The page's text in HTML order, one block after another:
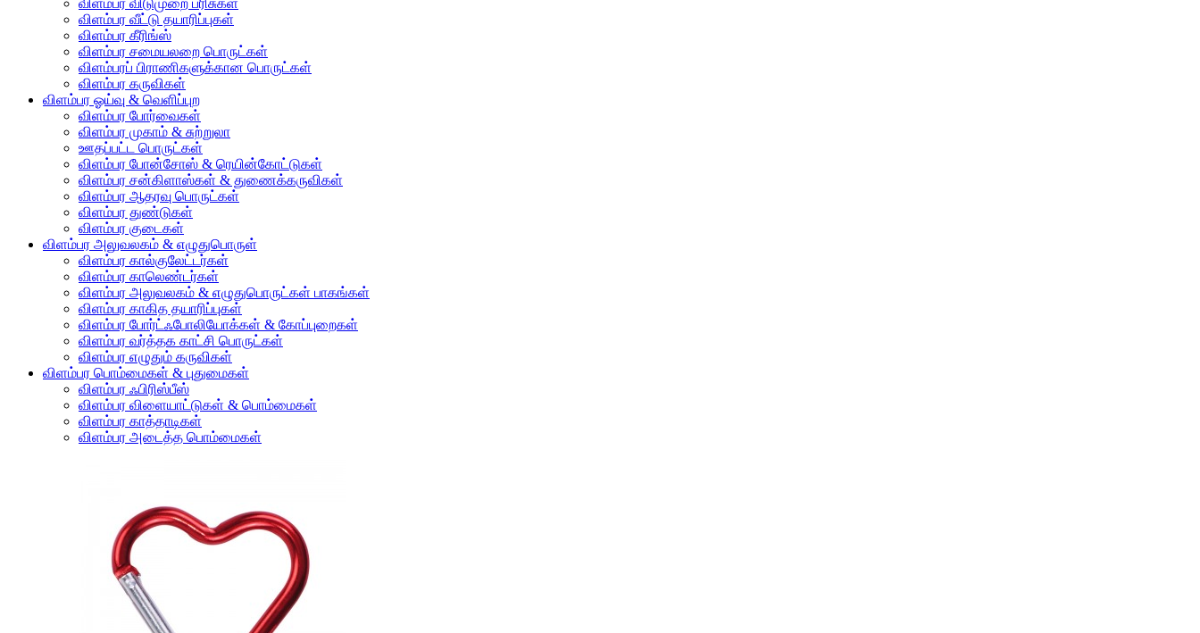
விளம்பர விடுமுறை பரிசுகள்
விளம்பர வீட்டு தயாரிப்புகள்
விளம்பர கீரிங்ஸ்
விளம்பர சமையலறை பொருட்கள்
விளம்பரப் பிராணிகளுக்கான பொருட்கள்
விளம்பர கருவிகள்
விளம்பர ஓய்வு & வெளிப்புற
விளம்பர போர்வைகள்
விளம்பர முகாம் & சுற்றுலா
ஊதப்பட்ட பொருட்கள்
விளம்பர போன்சோஸ் & ரெயின்கோட்டுகள்
விளம்பர சன்கிளாஸ்கள் & துணைக்கருவிகள்
விளம்பர ஆதரவு பொருட்கள்
விளம்பர துண்டுகள்
விளம்பர குடைகள்
விளம்பர அலுவலகம் & எழுதுபொருள்
விளம்பர கால்குலேட்டர்கள்
விளம்பர காலெண்டர்கள்
விளம்பர அலுவலகம் & எழுதுபொருட்கள் பாகங்கள்
விளம்பர காகித தயாரிப்புகள்
விளம்பர போர்ட்ஃபோலியோக்கள் & கோப்புறைகள்
விளம்பர வர்த்தக காட்சி பொருட்கள்
விளம்பர எழுதும் கருவிகள்
விளம்பர பொம்மைகள் & புதுமைகள்
விளம்பர ஃபிரிஸ்பீஸ்
விளம்பர விளையாட்டுகள் & பொம்மைகள்
விளம்பர காத்தாடிகள்
விளம்பர அடைத்த பொம்மைகள்